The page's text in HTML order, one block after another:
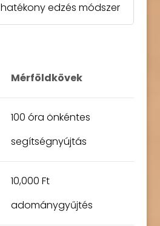
hatékony edzés módszer
Mérföldkövek
100 óra önkéntes
segítségnyújtás
10,000 Ft
adománygyűjtés